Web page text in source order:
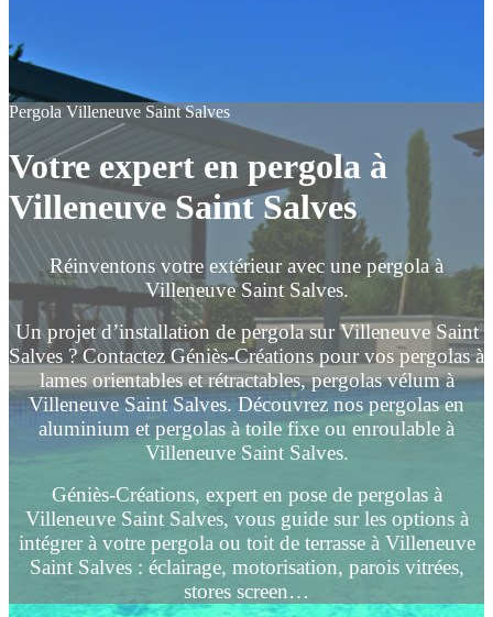
Pergola Villeneuve Saint Salves
Votre expert en pergola à
Villeneuve Saint Salves
Réinventons votre extérieur avec une pergola à
Villeneuve Saint Salves.
Un projet d’installation de pergola sur Villeneuve Saint
Salves ? Contactez Géniès-Créations pour vos pergolas à
lames orientables et rétractables, pergolas vélum à
Villeneuve Saint Salves. Découvrez nos pergolas en
aluminium et pergolas à toile fixe ou enroulable à
Villeneuve Saint Salves.
Géniès-Créations, expert en pose de pergolas à
Villeneuve Saint Salves, vous guide sur les options à
intégrer à votre pergola ou toit de terrasse à Villeneuve
Saint Salves : éclairage, motorisation, parois vitrées,
stores screen…